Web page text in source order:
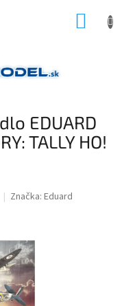
EDUARD
TALLY HO!
Značka: Eduard